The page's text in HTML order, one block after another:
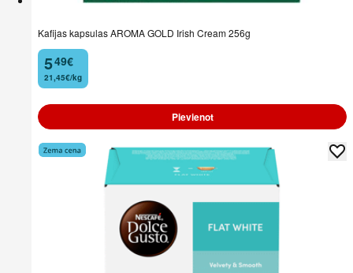
Kafijas kapsulas AROMA GOLD Irish Cream 256g
5
. 49€
21,45€/kg
Pievienot